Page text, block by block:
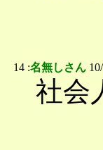
14 :名無しさん
社会